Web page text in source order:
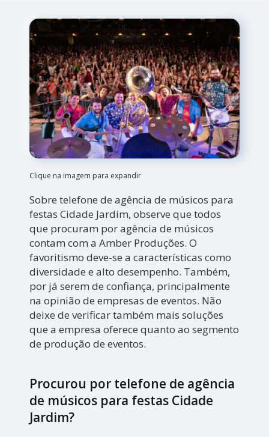
Clique na imagem para expandir
Sobre telefone de agência de músicos para
festas Cidade Jardim, observe que todos
que procuram por agência de músicos
contam com a Amber Produções. O
favoritismo deve-se a características como
diversidade e alto desempenho. Também,
por já serem de confiança, principalmente
na opinião de empresas de eventos. Não
deixe de verificar também mais soluções
que a empresa oferece quanto ao segmento
de produção de eventos.
Procurou por telefone de agência
de músicos para festas Cidade
Jardim?